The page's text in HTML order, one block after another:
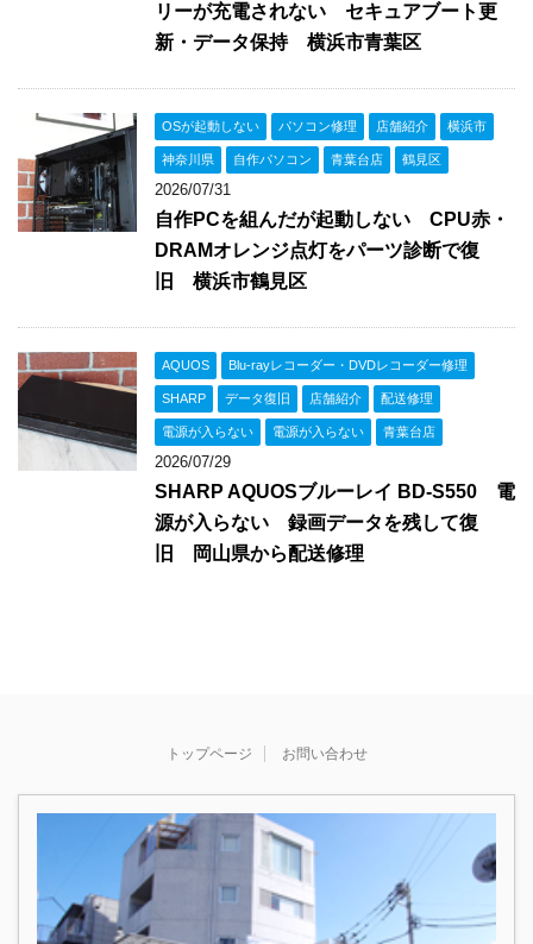
リーが充電されない セキュアブート更
新・データ保持 横浜市青葉区
OSが起動しない パソコン修理 店舗紹介 横浜市
神奈川県 自作パソコン 青葉台店 鶴見区
2026/07/31
自作PCを組んだが起動しない CPU赤・
DRAMオレンジ点灯をパーツ診断で復
旧 横浜市鶴見区
AQUOS Blu-rayレコーダー・DVDレコーダー修理
SHARP データ復旧 店舗紹介 配送修理
電源が入らない 電源が入らない 青葉台店
2026/07/29
SHARP AQUOSブルーレイ BD-S550 電
源が入らない 録画データを残して復
旧 岡山県から配送修理
トップページ お問い合わせ